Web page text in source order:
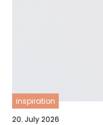
inspiration
20. July 2026